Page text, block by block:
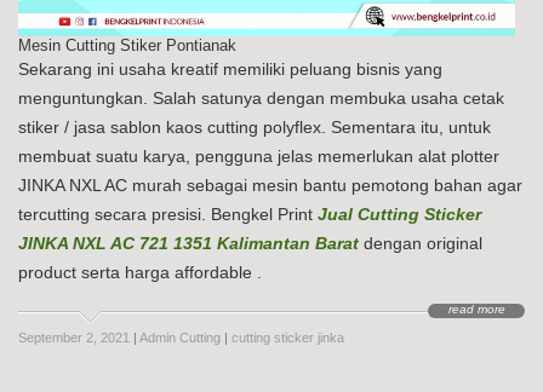
Mesin Cutting Stiker Pontianak
Sekarang ini usaha kreatif memiliki peluang bisnis yang
menguntungkan. Salah satunya dengan membuka usaha cetak
stiker / jasa sablon kaos cutting polyflex. Sementara itu, untuk
membuat suatu karya, pengguna jelas memerlukan alat plotter
JINKA NXL AC murah sebagai mesin bantu pemotong bahan agar
tercutting secara presisi. Bengkel Print Jual Cutting Sticker
JINKA NXL AC 721 1351 Kalimantan Barat dengan original
product serta harga affordable .
read more
September 2, 2021 Admin Cutting cutting sticker jinka